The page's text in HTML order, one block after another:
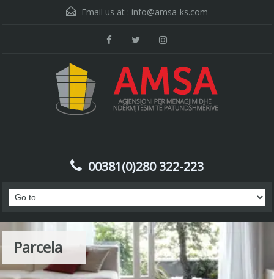
Email us at : info@amsa-ks.com
00381(0)280 322-223
Parcela